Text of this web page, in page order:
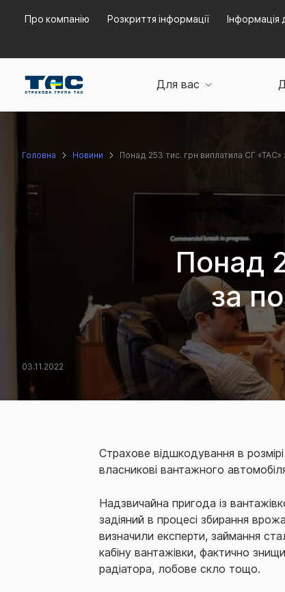
Про компанію Розкриття інформації Інформація
Для вас
Головна Новини Понад 253 тис. грн виплатила СГ
Понад
за
03.11.2022
Страхове відшкодування в
власникові вантажного
Надзвичайна пригода із
задіяний в процесі збирання
визначили експерти, займання
кабіну вантажівки, фактично
радіатора, лобове скло тощо.